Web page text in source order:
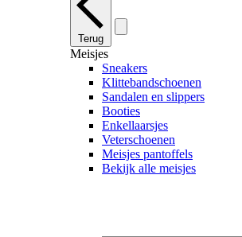
Terug
Meisjes
Sneakers
Klittebandschoenen
Sandalen en slippers
Booties
Enkellaarsjes
Veterschoenen
Meisjes pantoffels
Bekijk alle meisjes